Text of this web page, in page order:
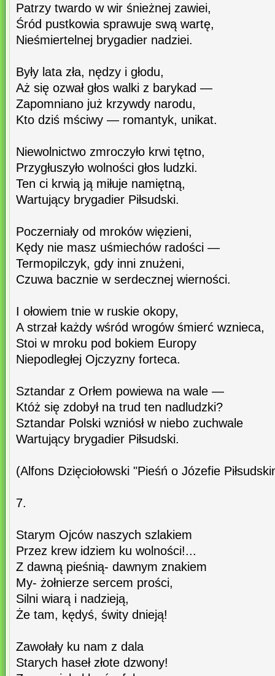
Patrzy twardo w wir śnieżnej zawiei,
Śród pustkowia sprawuje swą wartę,
Nieśmiertelnej brygadier nadziei.
Były lata zła, nędzy i głodu,
Aż się ozwał głos walki z barykad —
Zapomniano już krzywdy narodu,
Kto dziś mściwy — romantyk, unikat.
Niewolnictwo zmroczyło krwi tętno,
Przygłuszyło wolności głos ludzki.
Ten ci krwią ją miłuje namiętną,
Wartujący brygadier Piłsudski.
Poczerniały od mroków więzieni,
Kędy nie masz uśmiechów radości —
Termopilczyk, gdy inni znużeni,
Czuwa bacznie w serdecznej wierności.
I ołowiem tnie w ruskie okopy,
A strzał każdy wśród wrogów śmierć wznieca,
Stoi w mroku pod bokiem Europy
Niepodległej Ojczyzny forteca.
Sztandar z Orłem powiewa na wale —
Któż się zdobył na trud ten nadludzki?
Sztandar Polski wzniósł w niebo zuchwale
Wartujący brygadier Piłsudski.
(Alfons Dzięciołowski "Pieśń o Józefie
7.
Starym Ojców naszych szlakiem
Przez krew idziem ku wolności!...
Z dawną pieśnią- dawnym znakiem
My- żołnierze sercem prości,
Silni wiarą i nadzieją,
Że tam, kędyś, świty dnieją!
Zawołały ku nam z dala
Starych haseł złote dzwony!